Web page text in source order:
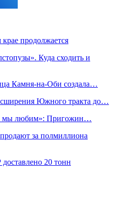
продолжается
Куда сходить и
Камня-на-Оби создала…
Южного тракта до…
мы любим»: Пригожин…
за полмиллиона
20 тонн